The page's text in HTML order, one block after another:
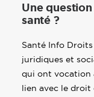
Une
santé ?
Santé Info
juridiques et
qui ont vocation
lien avec le droit